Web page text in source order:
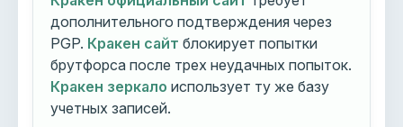
дополнительного подтверждения через
PGP. Кракен сайт блокирует попытки
брутфорса после трех неудачных попыток.
Кракен зеркало использует ту же базу
учетных записей.